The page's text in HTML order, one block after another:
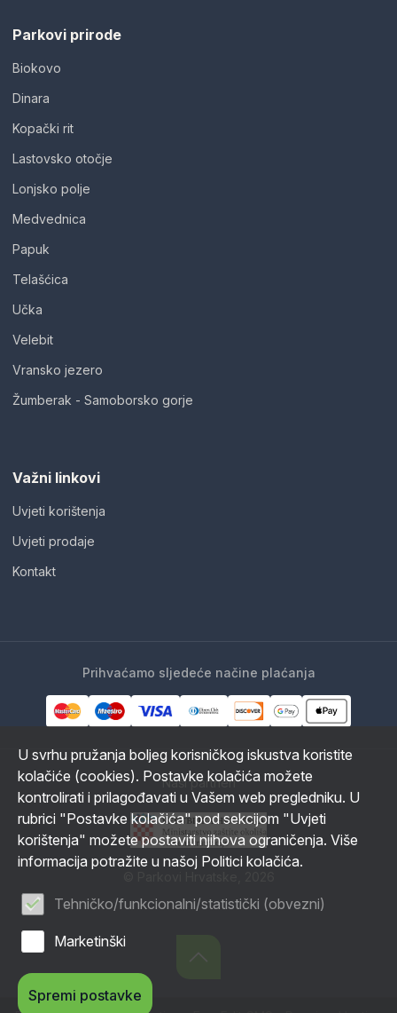
Parkovi prirode
Biokovo
Dinara
Kopački rit
Lastovsko otočje
Lonjsko polje
Medvednica
Papuk
Telašćica
Učka
Velebit
Vransko jezero
Žumberak - Samoborsko gorje
Važni linkovi
Uvjeti korištenja
Uvjeti prodaje
Kontakt
Prihvaćamo sljedeće načine plaćanja
Naši partneri
U svrhu pružanja boljeg korisničkog iskustva koristite
kolačiće (cookies). Postavke kolačića možete
kontrolirati i prilagođavati u Vašem web pregledniku. U
rubrici "Postavke kolačića" pod sekcijom "Uvjeti
korištenja" možete postaviti njihova ograničenja. Više
informacija potražite u našoj Politici kolačića.
Tehničko/funkcionalni/statistički (obvezni)
Marketinški
Spremi postavke